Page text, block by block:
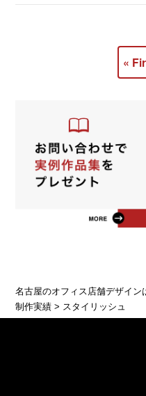
«
名古屋のオフィス店舗デザイン
制作実績 > スタイリッシュ